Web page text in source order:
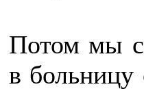
Потом мы с
в больницу